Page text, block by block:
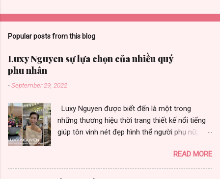
Popular posts from this blog
Luxy Nguyen sự lựa chọn của nhiều quý
phu nhân
-September 29, 2022
Luxy Nguyen được biết đến là một trong
những thương hiệu thời trang thiết kế nổi tiếng
giúp tôn vinh nét đẹp hình thể người phụ nữ,
đẹp sang trọng. Thương hiệu thời trang Luxy
Nguyen gây ấn tượng bởi chất lượng và sự đa
READ MORE